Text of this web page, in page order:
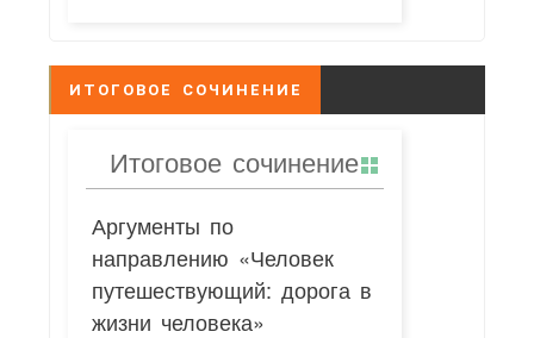
ИТОГОВОЕ СОЧИНЕНИЕ
Итоговое сочинение
Аргументы по
направлению «Человек
путешествующий: дорога в
жизни человека»